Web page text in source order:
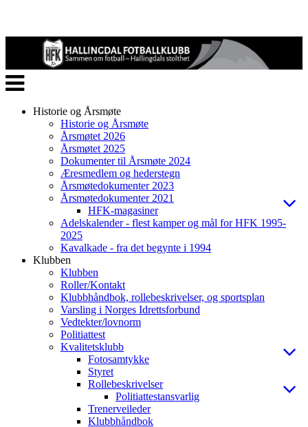
Veksle
navigasjon
Historie og Årsmøte
Historie og Årsmøte
Årsmøtet 2026
Årsmøtet 2025
Dokumenter til Årsmøte 2024
Æresmedlem og hederstegn
Årsmøtedokumenter 2023
Årsmøtedokumenter 2021
HFK-magasiner
Adelskalender - flest kamper og mål for HFK 1995-
2025
Kavalkade - fra det begynte i 1994
Klubben
Klubben
Roller/Kontakt
Klubbhåndbok, rollebeskrivelser, og sportsplan
Varsling i Norges Idrettsforbund
Vedtekter/lovnorm
Politiattest
Kvalitetsklubb
Fotosamtykke
Styret
Rollebeskrivelser
Politiattestansvarlig
Trenerveileder
Klubbhåndbok